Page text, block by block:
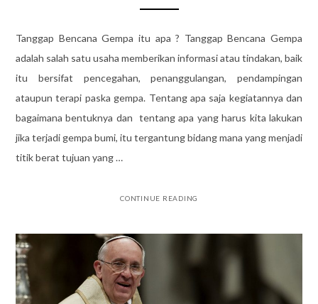
Tanggap Bencana Gempa itu apa ? Tanggap Bencana Gempa
adalah salah satu usaha memberikan informasi atau tindakan, baik
itu bersifat pencegahan, penanggulangan, pendampingan
ataupun terapi paska gempa. Tentang apa saja kegiatannya dan
bagaimana bentuknya dan tentang apa yang harus kita lakukan
jika terjadi gempa bumi, itu tergantung bidang mana yang menjadi
titik berat tujuan yang …
CONTINUE READING